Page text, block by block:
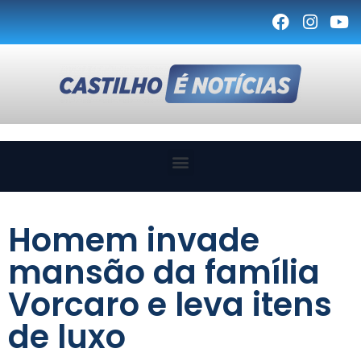
Homem invade
mansão da família
Vorcaro e leva itens
de luxo